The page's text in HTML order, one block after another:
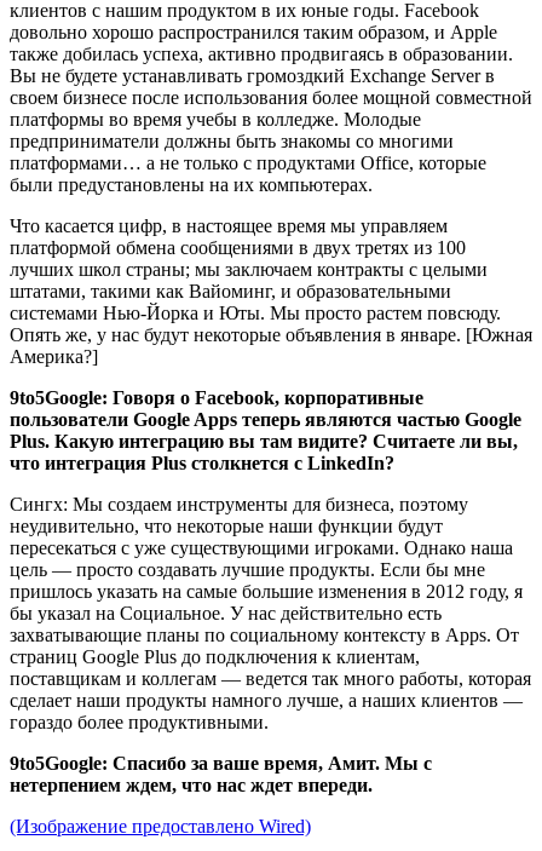
клиентов с нашим продуктом в их юные годы. Facebook
довольно хорошо распространился таким образом, и Apple
также добилась успеха, активно продвигаясь в образовании.
Вы не будете устанавливать громоздкий Exchange Server в
своем бизнесе после использования более мощной совместной
платформы во время учебы в колледже. Молодые
предприниматели должны быть знакомы со многими
платформами… а не только с продуктами Office, которые
были предустановлены на их компьютерах.
Что касается цифр, в настоящее время мы управляем
платформой обмена сообщениями в двух третях из 100
лучших школ страны; мы заключаем контракты с целыми
штатами, такими как Вайоминг, и образовательными
системами Нью-Йорка и Юты. Мы просто растем повсюду.
Опять же, у нас будут некоторые объявления в январе. [Южная
Америка?]
9to5Google: Говоря о Facebook, корпоративные
пользователи Google Apps теперь являются частью Google
Plus. Какую интеграцию вы там видите? Считаете ли вы,
что интеграция Plus столкнется с LinkedIn?
Сингх: Мы создаем инструменты для бизнеса, поэтому
неудивительно, что некоторые наши функции будут
пересекаться с уже существующими игроками. Однако наша
цель — просто создавать лучшие продукты. Если бы мне
пришлось указать на самые большие изменения в 2012 году, я
бы указал на Социальное. У нас действительно есть
захватывающие планы по социальному контексту в Apps. От
страниц Google Plus до подключения к клиентам,
поставщикам и коллегам — ведется так много работы, которая
сделает наши продукты намного лучше, а наших клиентов —
гораздо более продуктивными.
9to5Google: Спасибо за ваше время, Амит. Мы с
нетерпением ждем, что нас ждет впереди.
(Изображение предоставлено Wired)